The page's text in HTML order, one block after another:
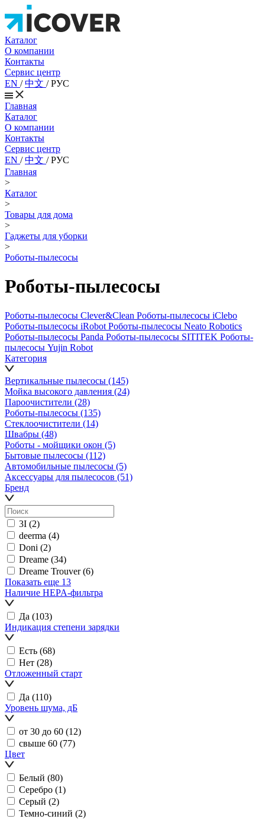
Каталог
О компании
Контакты
Сервис центр
EN /中文 /РУС
Главная
Каталог
О компании
Контакты
Сервис центр
EN /中文 /РУС
Главная
>
Каталог
>
Товары для дома
>
Гаджеты для уборки
>
Роботы-пылесосы
Роботы-пылесосы
Роботы-пылесосы Clever&Clean Роботы-пылесосы iClebo
Роботы-пылесосы iRobot Роботы-пылесосы Neato Robotics
Роботы-пылесосы Panda Роботы-пылесосы SITITEK Роботы-
пылесосы Yujin Robot
Категория
Вертикальные пылесосы (145)
Мойка высокого давления (24)
Пароочистители (28)
Роботы-пылесосы (135)
Стеклоочистители (14)
Швабры (48)
Роботы - мойщики окон (5)
Бытовые пылесосы (112)
Автомобильные пылесосы (5)
Аксессуары для пылесосов (51)
Бренд
3I (2)
deerma (4)
Doni (2)
Dreame (34)
Dreame Trouver (6)
Показать еще 13
Наличие HEPA-фильтра
Да (103)
Индикация степени зарядки
Есть (68)
Нет (28)
Отложенный старт
Да (110)
Уровень шума, дБ
от 30 до 60 (12)
свыше 60 (77)
Цвет
Белый (80)
Серебро (1)
Серый (2)
Темно-синий (2)